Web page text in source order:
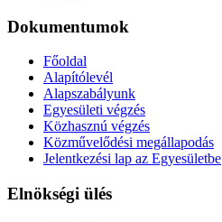
Dokumentumok
Főoldal
Alapítólevél
Alapszabályunk
Egyesületi végzés
Közhasznú végzés
Közművelődési megállapodás
Jelentkezési lap az Egyesületbe
Elnökségi ülés